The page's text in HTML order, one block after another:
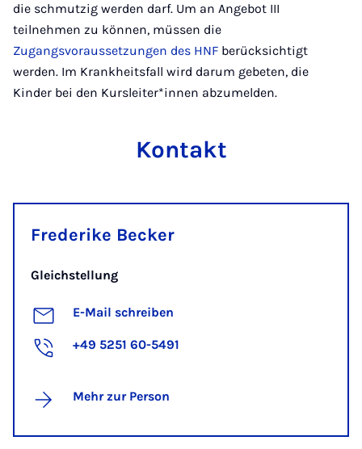
die schmutzig werden darf. Um an Angebot III
teilnehmen zu können, müssen die
Zugangsvoraussetzungen des HNF berücksichtigt
werden. Im Krankheitsfall wird darum gebeten, die
Kinder bei den Kursleiter*innen abzumelden.
Kontakt
Frederike Becker
Gleichstellung
E-Mail schreiben
+49 5251 60-5491
Mehr zur Person